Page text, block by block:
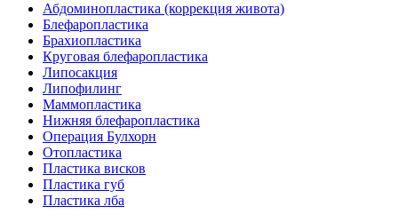
Абдоминопластика (коррекция живота)
Блефаропластика
Брахиопластика
Круговая блефаропластика
Липосакция
Липофилинг
Маммопластика
Нижняя блефаропластика
Операция Булхорн
Отопластика
Пластика висков
Пластика губ
Пластика лба